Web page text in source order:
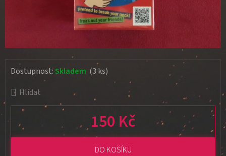
Hlídat
150 Kč
Měrná cena:
DO KOŠÍKU
Dostupnost:Skladem (3 ks)